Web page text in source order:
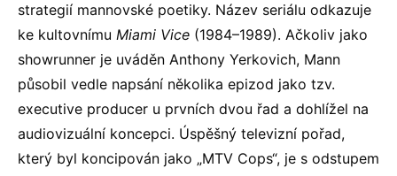
strategií mannovské poetiky. Název seriálu odkazuje
ke kultovnímu Miami Vice (1984–1989). Ačkoliv jako
showrunner je uváděn Anthony Yerkovich, Mann
působil vedle napsání několika epizod jako tzv.
executive producer u prvních dvou řad a dohlížel na
audiovizuální koncepci. Úspěšný televizní pořad,
který byl koncipován jako „MTV Cops“, je s odstupem